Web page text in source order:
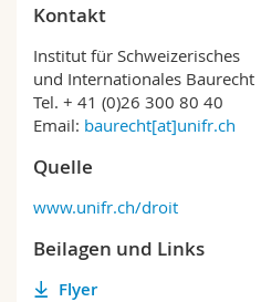
Kontakt
Institut für Schweizerisches
und Internationales Baurecht
Tel. + 41 (0)26 300 80 40
Email: baurecht[at]unifr.ch
Quelle
www.unifr.ch/droit
Beilagen und Links
Flyer